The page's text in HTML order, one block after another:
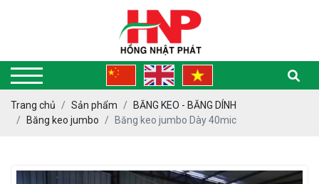
Trang chủ Sản phẩm
BĂNG KEO - BĂNG DÍNH
Băng keo jumbo
Băng keo jumbo Dày 40mic